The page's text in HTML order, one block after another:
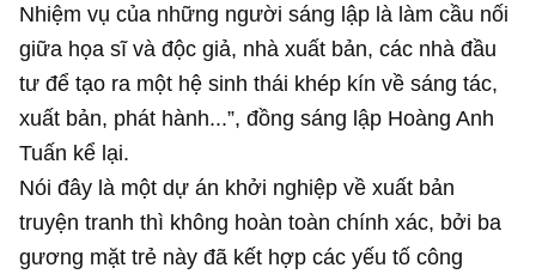
Nhiệm vụ của những người sáng lập là làm cầu nối
giữa họa sĩ và độc giả, nhà xuất bản, các nhà đầu
tư để tạo ra một hệ sinh thái khép kín về sáng tác,
xuất bản, phát hành...”, đồng sáng lập Hoàng Anh
Tuấn kể lại.
Nói đây là một dự án khởi nghiệp về xuất bản
truyện tranh thì không hoàn toàn chính xác, bởi ba
gương mặt trẻ này đã kết hợp các yếu tố công